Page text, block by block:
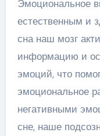
Эмоциональное
естественным и
сна наш мозг
информацию и
эмоций, что
эмоциональное
негативными
сне, наше